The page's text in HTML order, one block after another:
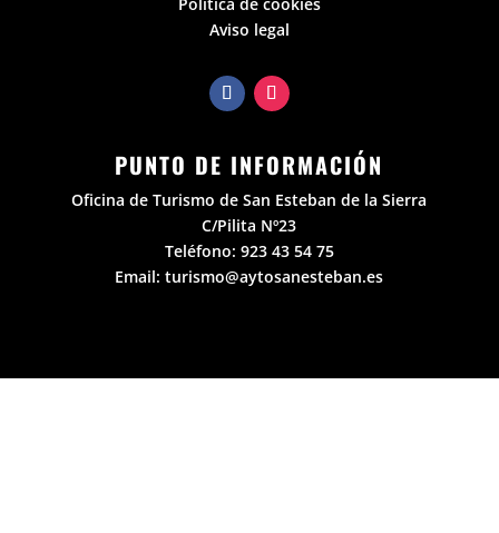
Aviso legal
PUNTO DE INFORMACIÓN
Oficina de Turismo de San Esteban de la Sierra
C/Pilita Nº23
Teléfono: 923 43 54 75
Email:turismo@aytosanesteban.es